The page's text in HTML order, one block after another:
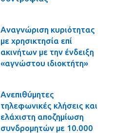
Αναγνώριση κυριότητας
με χρησικτησία επί
ακινήτων με την ένδειξη
«αγνώστου ιδιοκτήτη»
Ανεπιθύμητες
τηλεφωνικές κλήσεις και
ελάχιστη αποζημίωση
συνδρομητών με 10.000